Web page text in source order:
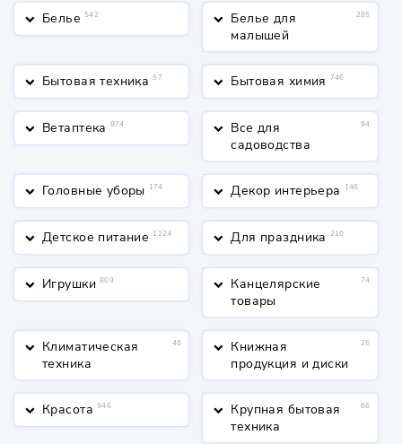
keyboard_arrow_down Белье 542 keyboard_arrow_down Белье для
малышей
285
keyboard_arrow_down Бытовая техника 57 keyboard_arrow_down Бытовая химия 746
keyboard_arrow_down Ветаптека 874 keyboard_arrow_down Все для
садоводства
94
keyboard_arrow_down Головные уборы 174 keyboard_arrow_down Декор интерьера 146
keyboard_arrow_down Детское питание 1224 keyboard_arrow_down Для праздника 210
keyboard_arrow_down Игрушки 809 keyboard_arrow_down Канцелярские
товары
74
keyboard_arrow_down Климатическая
техника
46 keyboard_arrow_down Книжная
продукция и диски
26
keyboard_arrow_down Красота 946 keyboard_arrow_down Крупная бытовая
техника
66